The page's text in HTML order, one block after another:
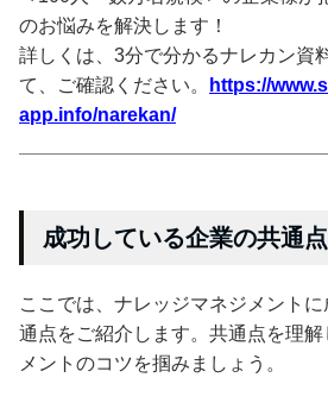
のお悩みを解決します！
詳しくは、3分で分かるナレカン資
て、ご確認ください。
https://
app.info/narekan/
成功している企業の共通
ここでは、ナレッジマネジメント
通点をご紹介します。共通点を理
メントのコツを掴みましょう。